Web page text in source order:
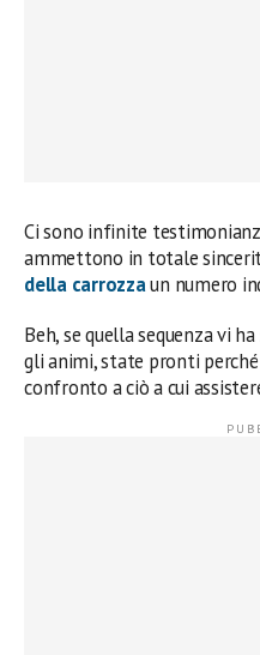
Ci sono infinite
ammettono in totale
della carrozzaun numero
Beh, se quella sequenza vi
gli animi, state pronti
confronto a ciò a cui